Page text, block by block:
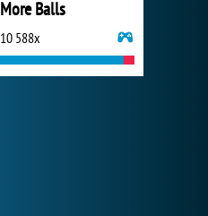
More Balls
10 588x